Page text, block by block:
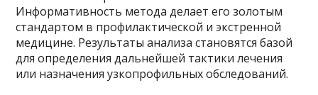
Информативность метода делает его золотым
стандартом в профилактической и экстренной
медицине. Результаты анализа становятся базой
для определения дальнейшей тактики лечения
или назначения узкопрофильных обследований.